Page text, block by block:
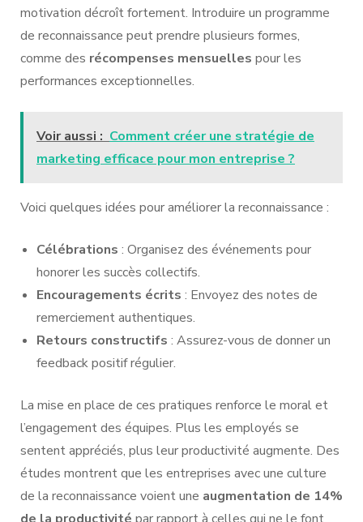
motivation décroît fortement. Introduire un programme
de reconnaissance peut prendre plusieurs formes,
comme des récompenses mensuelles pour les
performances exceptionnelles.
Voir aussi : Comment créer une stratégie de
marketing efficace pour mon entreprise ?
Voici quelques idées pour améliorer la reconnaissance :
Célébrations : Organisez des événements pour
honorer les succès collectifs.
Encouragements écrits : Envoyez des notes de
remerciement authentiques.
Retours constructifs : Assurez-vous de donner un
feedback positif régulier.
La mise en place de ces pratiques renforce le moral et
l’engagement des équipes. Plus les employés se
sentent appréciés, plus leur productivité augmente. Des
études montrent que les entreprises avec une culture
de la reconnaissance voient une augmentation de 14%